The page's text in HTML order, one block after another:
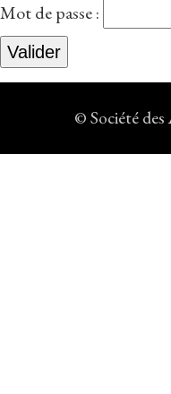
Mot de passe :
© Société des